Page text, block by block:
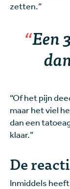
zetten.”
Een
“Of het pijn
maar het viel
dan een
klaar.”
De
Inmiddels heeft